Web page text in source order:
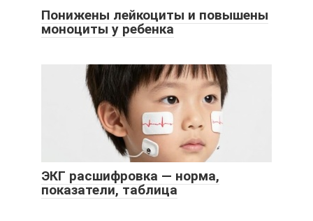
Понижены лейкоциты и повышены
моноциты у ребенка
ЭКГ расшифровка — норма,
показатели, таблица